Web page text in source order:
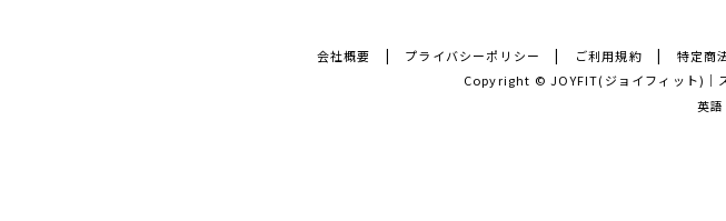
会社概要 プライバシーポリシー ご利用規約 特定商
Copyright ©JOYFIT(ジョイフィット)｜
英語